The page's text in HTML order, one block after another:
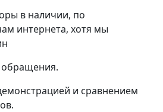
в наличии, по
интернета, хотя мы
обращения.
и сравнением